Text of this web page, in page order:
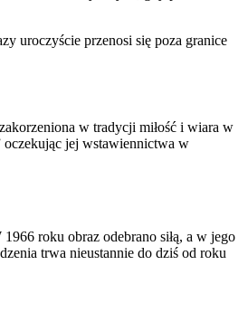
uroczyście przenosi się poza granice
w tradycji miłość i wiara w
oczekując jej wstawiennictwa w
roku obraz odebrano siłą, a w jego
trwa nieustannie do dziś od roku